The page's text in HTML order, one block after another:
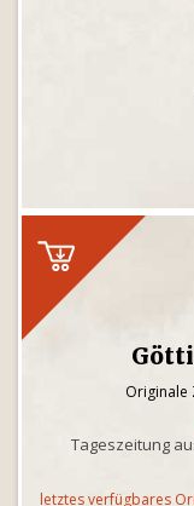
Originale
Tageszeitung
letztes verfügbares